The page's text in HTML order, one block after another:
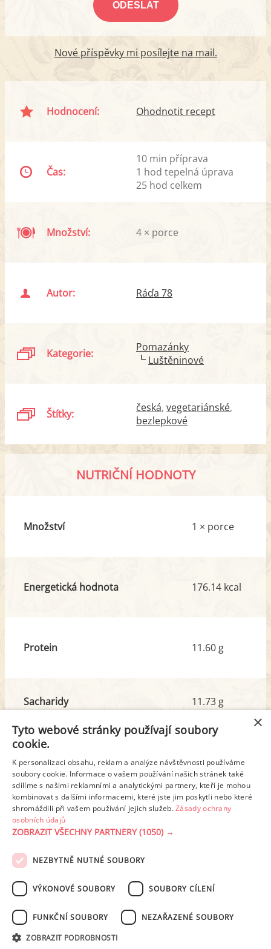
Nové příspěvky mi posílejte na mail.
Hodnocení: Ohodnotit recept
Čas:
10 min příprava
1 hod tepelná úprava
25 hod celkem
Množství: 4 × porce
Autor: Ráďa 78
Kategorie:
Pomazánky
Luštěninové
Štítky: česká vegetariánské
bezlepkové
NUTRIČNÍ HODNOTY
Množství 1 × porce
Energetická hodnota 176.14 kcal
Protein 11.60 g
Sacharidy
z toho cukr
11.73 g
3.71 g
Tuk
z toho nas. mastné kyseliny
8.44 g
4.86 g
Detailní rozpis
PODMÍNKY UŽITÍ ZÁSADY OCHRANY OSOBNÍCH ÚDAJŮ
NASTAVENÍ COOKIES
tohoto serveru je bez písemného souhlasu provozovatele zakázáno.
×
Tyto webové stránky používají soubory
cookie.
K personalizaci obsahu, reklam a analýze návštěvnosti používáme
soubory cookie. Informace o vašem používání našich stránek také
sdílíme s našimi reklamními a analytickými partnery, kteří je mohou
kombinovat s dalšími informacemi, které jste jim poskytli nebo které
shromáždili při vašem používání jejich služeb.Zásady ochrany
osobních údajů
ZOBRAZIT VŠECHNY PARTNERY(1050) →
NEZBYTNĚ NUTNÉ SOUBORY
VÝKONOVÉ SOUBORY SOUBORY CÍLENÍ
FUNKČNÍ SOUBORY NEZAŘAZENÉ SOUBORY
ZOBRAZIT PODROBNOSTI